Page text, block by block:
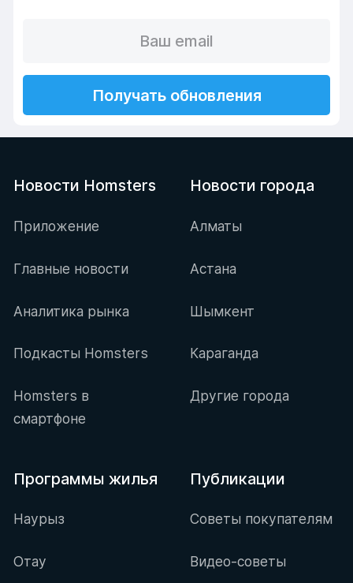
Получать обновления
Новости Homsters
Приложение
Главные новости
Аналитика рынка
Подкасты Homsters
Homsters в
смартфоне
Новости города
Алматы
Астана
Шымкент
Караганда
Другие города
Программы жилья
Наурыз
Отау
Публикации
Советы покупателям
Видео-советы